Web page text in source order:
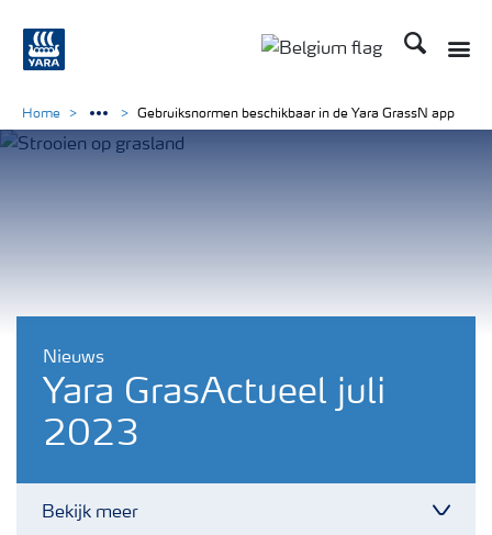
Zoek op
Nieuws
Yara GrasActueel juli
2023
Bekijk meer
Home Gebruiksnormen beschikbaar in de Yara GrassN app